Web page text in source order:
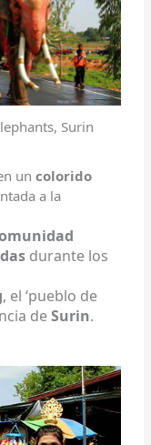
Surin
uncolorido
a la
durante los
, el ‘pueblo de
deSurin.